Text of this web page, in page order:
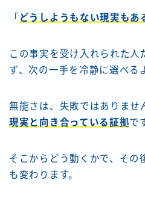
「 どうしようもない現実もあ
この事実を受け入れられた人
ず、次の一手を冷静に選べる
無能さは、失敗ではありませ
現実と向き合っている証拠で
そこからどう動くかで、その
も変わります。